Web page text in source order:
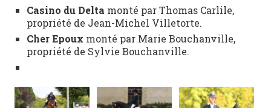
Casino du Delta monté par Thomas Carlile,
propriété de Jean-Michel Villetorte.
Cher Epoux monté par Marie Bouchanville,
propriété de Sylvie Bouchanville.